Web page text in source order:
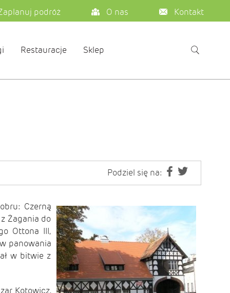
podróż O nas Kontakt
Restauracje Sklep
Podziel się na:
Czerną
Żagania do
Ottona III,
panowania
w bitwie z
Kotowicz,